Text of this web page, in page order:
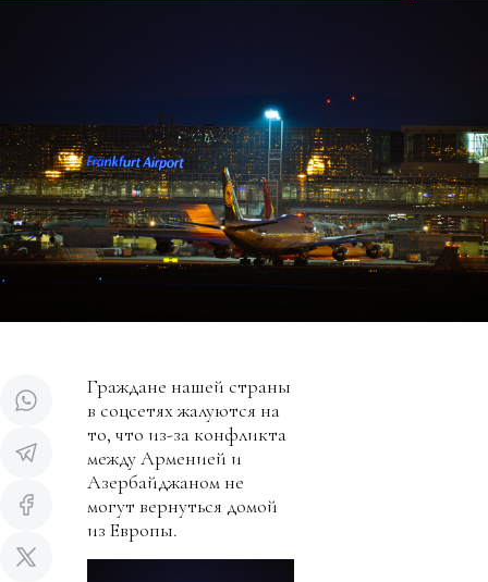
Граждане нашей страны
в соцсетях жалуются на
то, что из-за конфликта
между Арменией и
Азербайджаном не
могут вернуться домой
из Европы.